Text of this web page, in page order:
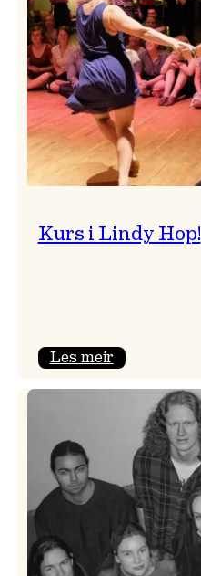
Kurs i Lindy Hop!
Les meir:
Lindy
Hop!